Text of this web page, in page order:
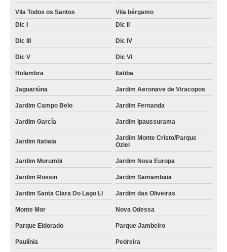
Vila Todos os Santos
Vila bérgamo
Dic I
Dic II
Dic III Dic IV
Dic V Dic VI
Holambra Itatiba
Jaguariúna Jardim Aeronave de Viracopos
Jardim Campo Belo Jardim Fernanda
Jardim García Jardim Ipaussurama
Jardim Itatiaia
Jardim Monte Cristo/Parque
Oziel
Jardim Morumbi Jardim Nova Europa
Jardim Rossin Jardim Samambaia
Jardim Santa Clara Do Lago Ll Jardim das Oliveiras
Monte Mor Nova Odessa
Parque Eldorado Parque Jambeiro
Paulínia Pedreira